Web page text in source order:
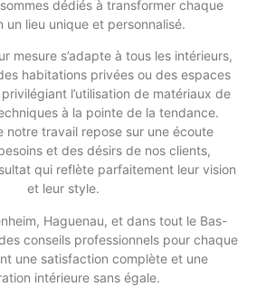
dédiés à transformer chaque
un lieu unique et personnalisé.
mesure s’adapte à tous les intérieurs,
habitations privées ou des espaces
l’utilisation de matériaux de
à la pointe de la tendance.
notre travail repose sur une écoute
et des désirs de nos clients,
qui reflète parfaitement leur vision
et leur style.
Haguenau, et dans tout le Bas-
conseils professionnels pour chaque
une satisfaction complète et une
intérieure sans égale.